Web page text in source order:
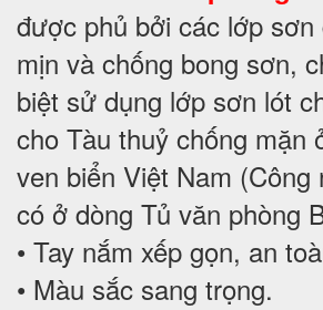
được phủ bởi các lớp sơn
mịn và chống bong sơn,
biệt sử dụng lớp sơn lót
cho Tàu thuỷ chống mặn
ven biển Việt Nam (Công
có ở dòng Tủ văn phòng
• Tay nắm xếp gọn, an
• Màu sắc sang trọng.